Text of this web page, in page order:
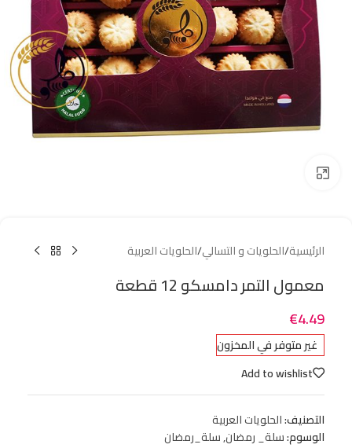
الرئيسية/الحلويات و التسالي/الحلويات العربية
معمول التمر دامسكو 12 قطعة
€4.49
غير متوفر في المخزون
Add to wishlist
التصنيف:الحلويات العربية
الوسوم:سلة_ رمضان,سلة_رمضان